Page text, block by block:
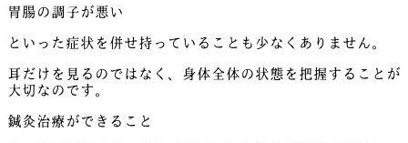
胃腸の調子が悪い
といった症状を併せ持っていることも少なくありません。
耳だけを見るのではなく、身体全体の状態を把握することが
大切なのです。
鍼灸治療ができること